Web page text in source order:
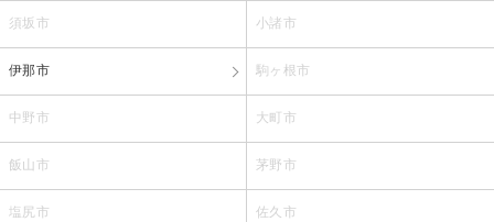
須坂市 小諸市
伊那市 駒ヶ根市
中野市 大町市
飯山市 茅野市
塩尻市 佐久市